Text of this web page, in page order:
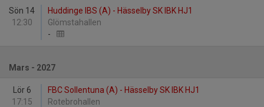
Sön 14
12:30
Huddinge IBS (A) - Hässelby SK IBK HJ1
Glömstahallen
-
Mars - 2027
Lör 6
17:15
FBC Sollentuna (A) - Hässelby SK IBK HJ1
Rotebrohallen